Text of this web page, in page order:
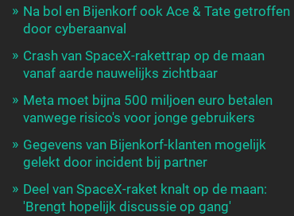
Na bol en Bijenkorf ook Ace & Tate getroffen
door cyberaanval
Crash van SpaceX-rakettrap op de maan
vanaf aarde nauwelijks zichtbaar
Meta moet bijna 500 miljoen euro betalen
vanwege risico's voor jonge gebruikers
Gegevens van Bijenkorf-klanten mogelijk
gelekt door incident bij partner
Deel van SpaceX-raket knalt op de maan:
'Brengt hopelijk discussie op gang'